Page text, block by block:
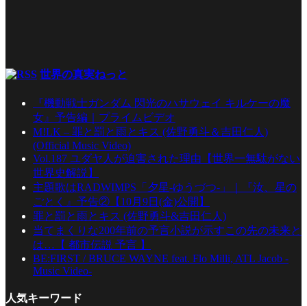
世界の真実ねっと
『機動戦士ガンダム 閃光のハサウェイ キルケーの魔
女』予告編｜プライムビデオ
M!LK – 罪と罰と雨とキス (佐野勇斗＆吉田仁人)
(Official Music Video)
Vol.187 ユダヤ人が迫害された理由【世界一無駄がない
世界史解説】
主題歌はRADWIMPS「夕星-ゆうづつ-」｜『汝、星の
ごとく』予告②【10月9日(金)公開】
罪と罰と雨とキス (佐野勇斗&吉田仁人)
当てまくりな200年前の予言小説が示すこの先の未来と
は…【 都市伝説 予言 】
BE:FIRST / BRUCE WAYNE feat. Flo Milli, ATL Jacob -
Music Video-
人気キーワード